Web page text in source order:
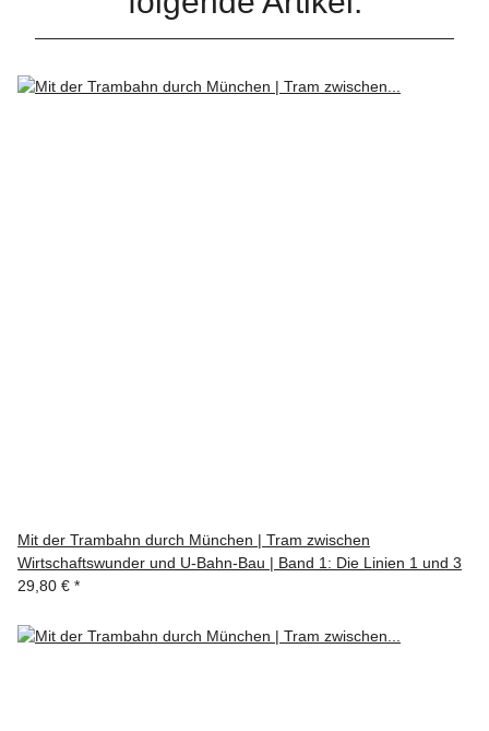
Mit der Trambahn durch München | Tram zwischen
Wirtschaftswunder und U-Bahn-Bau | Band 1: Die Linien 1 und 3
29,80 € *